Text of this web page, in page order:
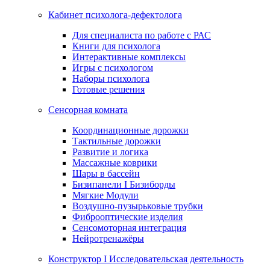
Кабинет психолога-дефектолога
Для специалиста по работе с РАС
Книги для психолога
Интерактивные комплексы
Игры с психологом
Наборы психолога
Готовые решения
Сенсорная комната
Координационные дорожки
Тактильные дорожки
Развитие и логика
Массажные коврики
Шары в бассейн
Бизипанели I Бизиборды
Мягкие Модули
Воздушно-пузырьковые трубки
Фиброоптические изделия
Сенсомоторная интеграция
Нейротренажёры
Конструктор I Исследовательская деятельность